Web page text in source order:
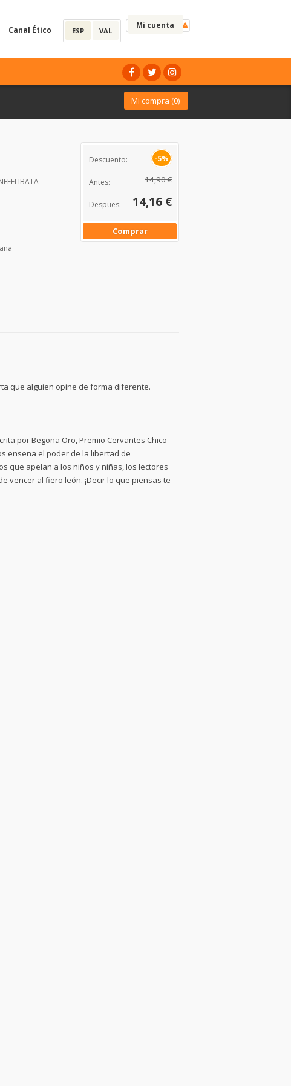
Mi cuenta
ESP VAL
Canal Ético
Mi compra (0)
Descuento: -5%
Antes: 14,90 €
Despues: 14,16 €
Comprar
que alguien opine de forma diferente.
por Begoña Oro, Premio Cervantes Chico
enseña el poder de la libertad de
que apelan a los niños y niñas, los lectores
vencer al fiero león. ¡Decir lo que piensas te